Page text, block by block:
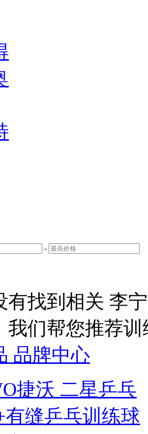
-
有找到相关 李
我们帮您推荐训
品牌中心